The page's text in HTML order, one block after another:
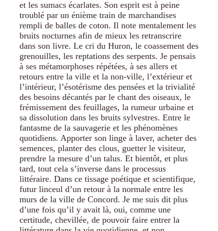
et les sumacs écarlates. Son esprit est à peine
troublé par un énième train de marchandises
rempli de balles de coton. Il note mentalement les
bruits nocturnes afin de mieux les retranscrire
dans son livre. Le cri du Huron, le coassement des
grenouilles, les reptations des serpents. Je pensais
à ses métamorphoses répétées, à ses allers et
retours entre la ville et la non-ville, l’extérieur et
l’intérieur, l’ésotérisme des pensées et la trivialité
des besoins décantés par le chant des oiseaux, le
frémissement des feuillages, la rumeur urbaine et
sa dissolution dans les bruits sylvestres. Entre le
fantasme de la sauvagerie et les phénomènes
quotidiens. Apporter son linge à laver, acheter des
semences, planter des clous, guetter le visiteur,
prendre la mesure d’un talus. Et bientôt, et plus
tard, tout cela s’inverse dans le processus
littéraire. Dans ce tissage poétique et scientifique,
futur linceul d’un retour à la normale entre les
murs de la ville de Concord. Je me suis dit plus
d’une fois qu’il y avait là, oui, comme une
certitude, chevillée, de pouvoir faire entrer la